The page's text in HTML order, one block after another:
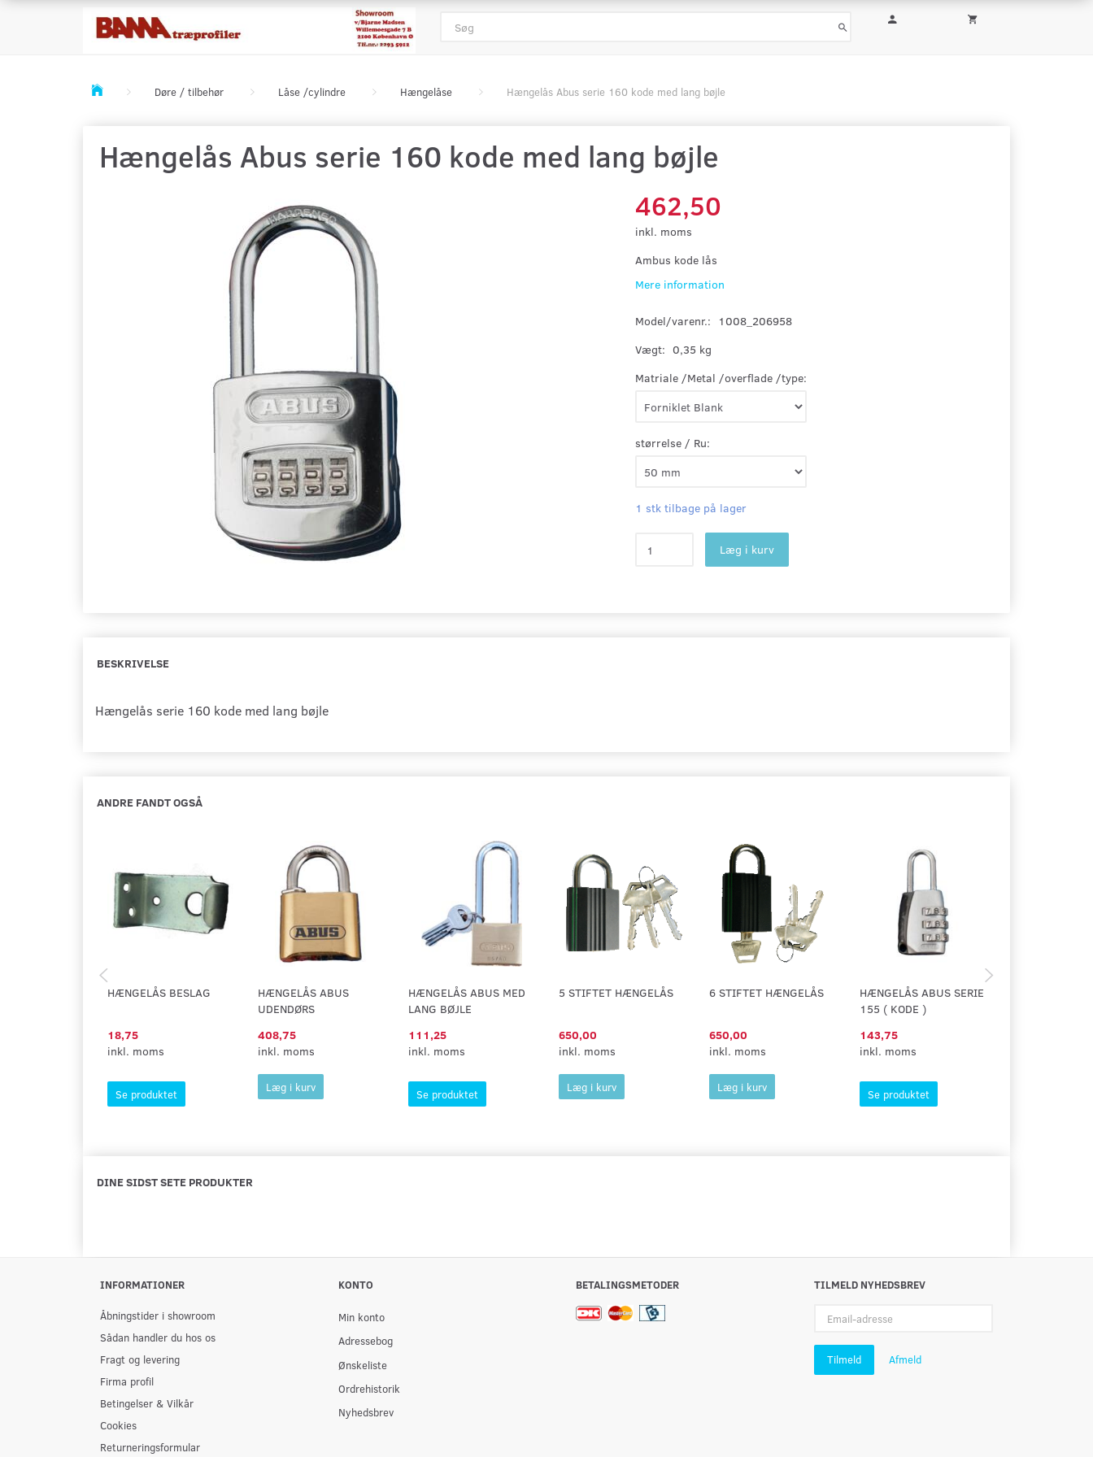
Døre / tilbehør Låse /cylindre Hængelåse Hængelås Abus serie 160 kode med lang bøjle
Hængelås Abus serie 160 kode med lang bøjle
462,50
inkl. moms
Ambus kode lås
Mere information
Model/varenr.:
1008_206958
Vægt: 0,35 kg
Matriale /Metal /overflade /type:
størrelse / Ru:
1 stk tilbage på lager
Læg i kurv
BESKRIVELSE
Hængelås serie 160 kode med lang bøjle
ANDRE FANDT OGSÅ
HÆNGELÅS BESLAG
18,75
inkl. moms
Se produktet
HÆNGELÅS ABUS
UDENDØRS
408,75
inkl. moms
Læg i kurv
HÆNGELÅS ABUS MED
LANG BØJLE
111,25
inkl. moms
Se produktet
5 STIFTET HÆNGELÅS
650,00
inkl. moms
Læg i kurv
6 STIFTET HÆNGELÅS
650,00
inkl. moms
Læg i kurv
HÆNGELÅS ABUS SERIE
155 ( KODE )
143,75
inkl. moms
Se produktet
DINE SIDST SETE PRODUKTER
INFORMATIONER
Åbningstider i showroom
Sådan handler du hos os
Fragt og levering
Firma profil
Betingelser & Vilkår
Cookies
Returneringsformular
KONTO
Min konto
Adressebog
Ønskeliste
Ordrehistorik
Nyhedsbrev
BETALINGSMETODER
TILMELD NYHEDSBREV
adresse
Tilmeld Afmeld